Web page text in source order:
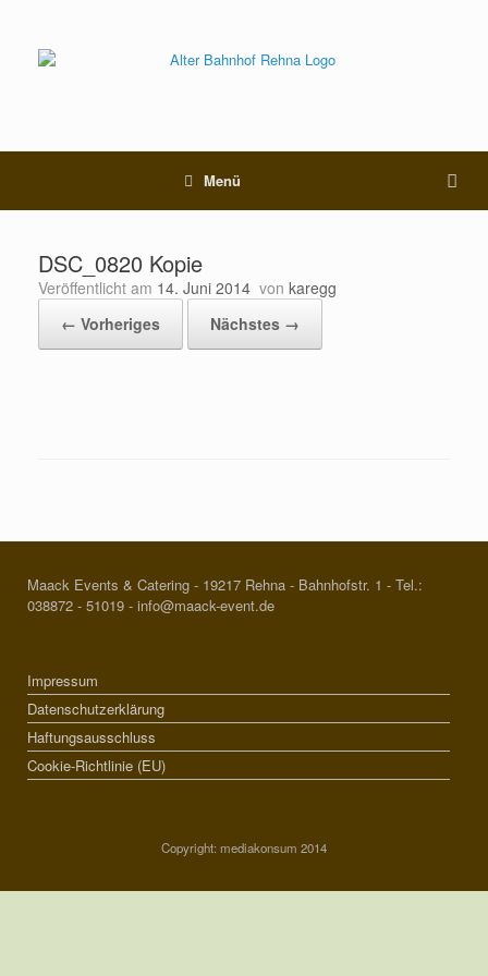
Menü
DSC_0820 Kopie
Veröffentlicht am 14. Juni 2014 von karegg
← Vorheriges
Nächstes →
Maack Events & Catering - 19217 Rehna - Bahnhofstr. 1 - Tel.:
038872 - 51019 - info@maack-event.de
Impressum
Datenschutzerklärung
Haftungsausschluss
Cookie-Richtlinie (EU)
Copyright: mediakonsum 2014